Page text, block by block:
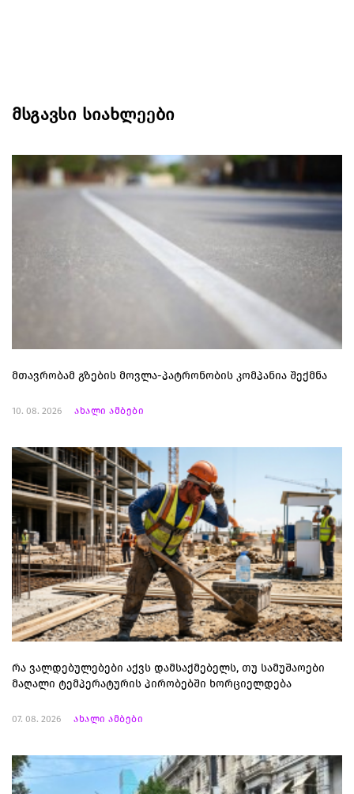
მსგავსი სიახლეები
მთავრობამ გზების მოვლა-პატრონობის კომპანია შექმნა
10. 08. 2026 ახალი ამბები
რა ვალდებულებები აქვს დამსაქმებელს, თუ სამუშაოები
მაღალი ტემპერატურის პირობებში ხორციელდება
07. 08. 2026 ახალი ამბები